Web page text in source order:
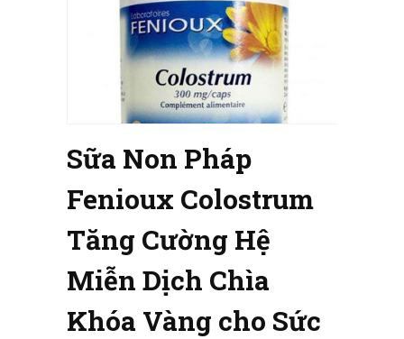
Sữa Non Pháp
Fenioux Colostrum
Tăng Cường Hệ
Miễn Dịch Chìa
Khóa Vàng cho Sức